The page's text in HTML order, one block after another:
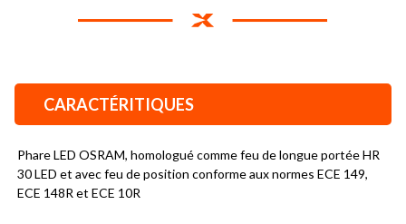
CARACTÉRITIQUES
Phare LED OSRAM, homologué comme feu de longue portée HR
30 LED et avec feu de position conforme aux normes ECE 149,
ECE 148R et ECE 10R